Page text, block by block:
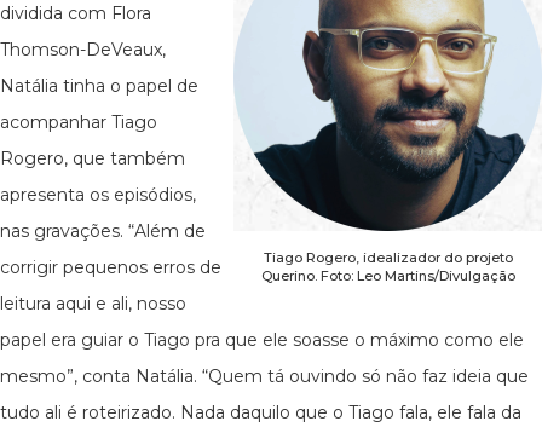
Tiago Rogero, idealizador do projeto
Querino. Foto: Leo Martins/Divulgação
dividida com Flora
Thomson-DeVeaux,
Natália tinha o papel de
acompanhar Tiago
Rogero, que também
apresenta os episódios,
nas gravações. “Além de
corrigir pequenos erros de
leitura aqui e ali, nosso
papel era guiar o Tiago pra que ele soasse o máximo como ele
mesmo”, conta Natália. “Quem tá ouvindo só não faz ideia que
tudo ali é roteirizado. Nada daquilo que o Tiago fala, ele fala da